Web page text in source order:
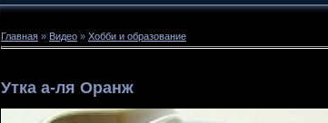
Главная » Видео » Хобби и образование
Утка а-ля Оранж